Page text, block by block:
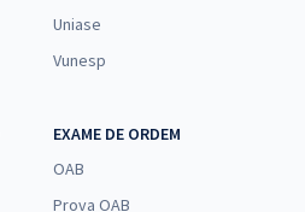
Uniase
Vunesp
EXAME DE ORDEM
OAB
Prova OAB